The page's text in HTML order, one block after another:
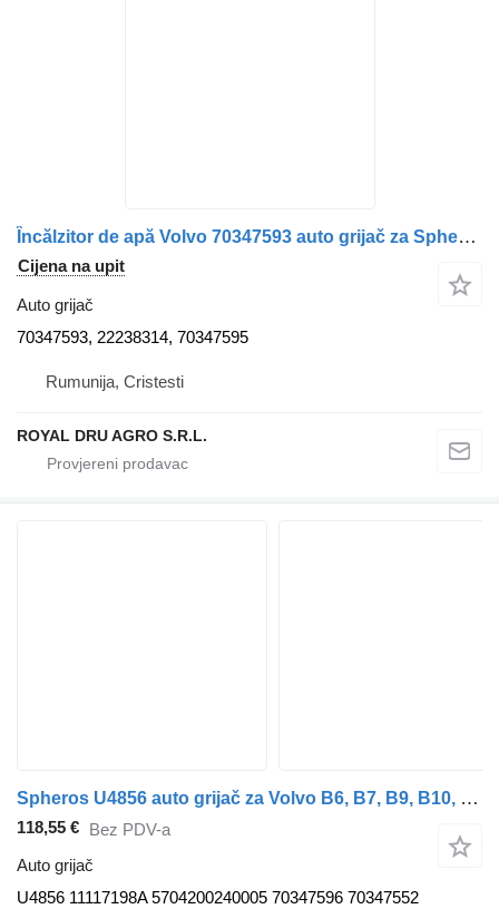
Încălzitor de apă Volvo 70347593 auto grijač za Spheros 70347593 / 22238314 / 70347595 kamiona
Cijena na upit
Auto grijač
70347593, 22238314, 70347595
Rumunija, Cristesti
ROYAL DRU AGRO S.R.L.
Spheros U4856 auto grijač za Volvo B6, B7, B9, B10, B12 bus (1978-2011) autobusa
118,55 € Bez PDV-a
Auto grijač
U4856 11117198A 5704200240005 70347596 70347552